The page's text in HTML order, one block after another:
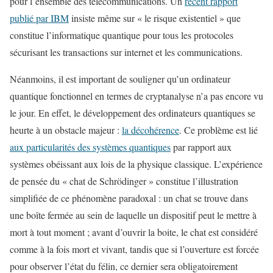
publié par IBMinsiste même sur « le risque existentiel » que
constitue l’informatique quantique pour tous les protocoles
sécurisant les transactions sur internet et les communications.
Néanmoins, il est important de souligner qu’un ordinateur
quantique fonctionnel en termes de cryptanalyse n’a pas encore vu
le jour. En effet, le développement des ordinateurs quantiques se
heurte à un obstacle majeur : la décohérence. Ce problème est lié
aux particularités des systèmes quantiquespar rapport aux
systèmes obéissant aux lois de la physique classique. L’expérience
de pensée du « chat de Schrödinger » constitue l’illustration
simplifiée de ce phénomène paradoxal : un chat se trouve dans
une boîte fermée au sein de laquelle un dispositif peut le mettre à
mort à tout moment ; avant d’ouvrir la boite, le chat est considéré
comme à la fois mort et vivant, tandis que si l’ouverture est forcée
pour observer l’état du félin, ce dernier sera obligatoirement